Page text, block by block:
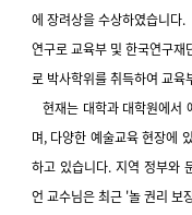
에 장려상을 수상하였습니다.
연구로 교육부 및 한국연구
로 박사학위를 취득하여 교
현재는 대학과 대학원에서
며, 다양한 예술교육 현장에
하고 있습니다. 지역 정부와
언 교수님은최근 '놀 권리 보